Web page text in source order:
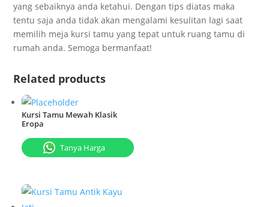
yang sebaiknya anda ketahui. Dengan tips diatas maka
tentu saja anda tidak akan mengalami kesulitan lagi saat
memilih meja kursi tamu yang tepat untuk ruang tamu di
rumah anda. Semoga bermanfaat!
Related products
Kursi Tamu Mewah Klasik
Eropa
Tanya Harga